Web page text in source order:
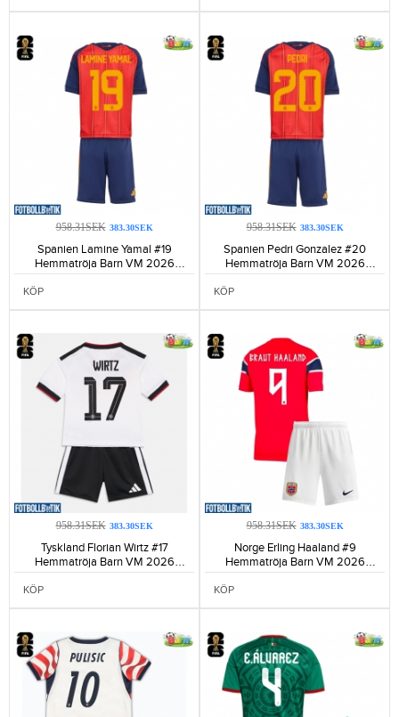
958.31SEK 383.30SEK
Spanien Lamine Yamal #19
Hemmatröja Barn VM 2026
Kortärmad (+ Korta byxor)-249
KÖP
958.31SEK 383.30SEK
Spanien Pedri Gonzalez #20
Hemmatröja Barn VM 2026
Kortärmad (+ Korta byxor)-199
KÖP
958.31SEK 383.30SEK
Tyskland Florian Wirtz #17
Hemmatröja Barn VM 2026
Kortärmad (+ Korta byxor)-201
KÖP
958.31SEK 383.30SEK
Norge Erling Haaland #9
Hemmatröja Barn VM 2026
Kortärmad (+ Korta byxor)-216
KÖP